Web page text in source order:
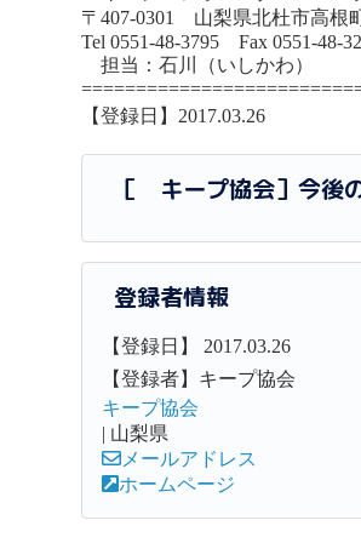
〒407-0301 山梨県北杜市高根
Tel 0551-48-3795 Fax 0551-48-
担当：石川（いしかわ）
【登録日】2017.03.26
［ キープ協会］今後
登録者情報
【登録日】 2017.03.26
【登録者】キープ協会
キープ協会
| 山梨県
メールアドレス
ホームページ